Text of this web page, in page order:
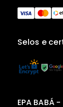
Selos e
EPA